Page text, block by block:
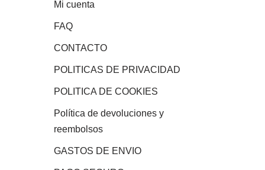
Mi cuenta
FAQ
CONTACTO
POLITICAS DE PRIVACIDAD
POLITICA DE COOKIES
Política de devoluciones y
reembolsos
GASTOS DE ENVIO